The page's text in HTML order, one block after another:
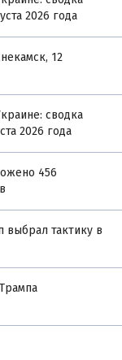
2026 года
12
сводка
2026 года
456
тактику в